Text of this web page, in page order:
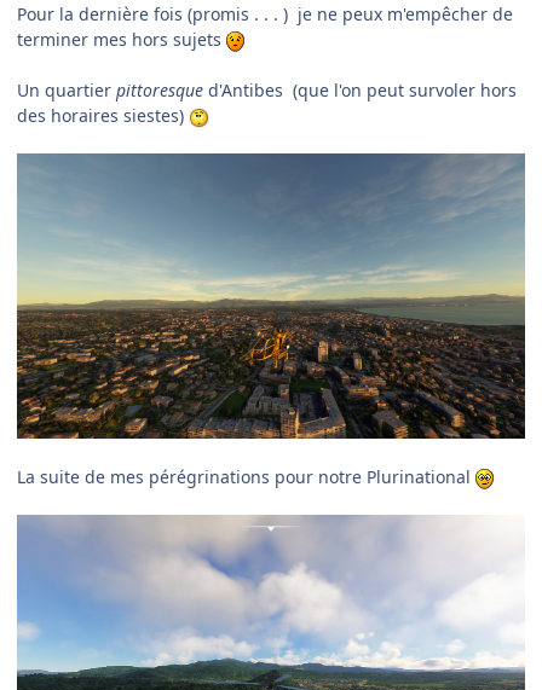
Pour la dernière fois (promis . . . ) je ne peux m'empêcher de
terminer mes hors sujets
Un quartier pittoresque d'Antibes (que l'on peut survoler hors
des horaires siestes)
La suite de mes pérégrinations pour notre Plurinational